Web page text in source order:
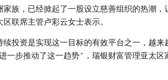
族，已经掀起了一股设立慈善组织的热潮，
区联席主管卢彩云女士表示。
投资是实现这一目标的有效平台之一，越来
一步推动了这一趋势"， 瑞银财富管理亚太区